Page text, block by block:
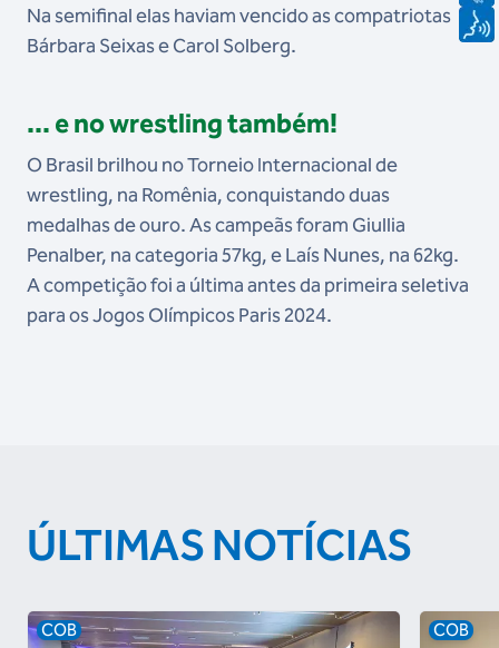
Na semifinal elas haviam vencido as compatriotas
Bárbara Seixas e Carol Solberg.
... e no wrestling também!
O Brasil brilhou no Torneio Internacional de
wrestling, na Romênia, conquistando duas
medalhas de ouro. As campeãs foram Giullia
Penalber, na categoria 57kg, e Laís Nunes, na 62kg.
A competição foi a última antes da primeira seletiva
para os Jogos Olímpicos Paris 2024.
ÚLTIMAS NOTÍCIAS
COB COB